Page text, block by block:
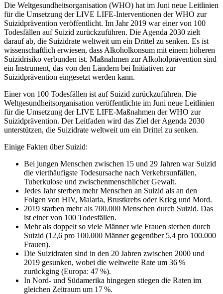
Die Weltgesundheitsorganisation (WHO) hat im Juni neue Leitlinien
für die Umsetzung der LIVE LIFE-Interventionen der WHO zur
Suizidprävention veröffentlicht. Im Jahr 2019 war einer von 100
Todesfällen auf Suizid zurückzuführen. Die Agenda 2030 zielt
darauf ab, die Suizidrate weltweit um ein Drittel zu senken. Es ist
wissenschaftlich erwiesen, dass Alkoholkonsum mit einem höheren
Suizidrisiko verbunden ist. Maßnahmen zur Alkoholprävention sind
ein Instrument, das von den Ländern bei Initiativen zur
Suizidprävention eingesetzt werden kann.
Einer von 100 Todesfällen ist auf Suizid zurückzuführen. Die
Weltgesundheitsorganisation veröffentlichte im Juni neue Leitlinien
für die Umsetzung der LIVE LIFE-Maßnahmen der WHO zur
Suizidprävention. Der Leitfaden wird das Ziel der Agenda 2030
unterstützen, die Suizidrate weltweit um ein Drittel zu senken.
Einige Fakten über Suizid:
Bei jungen Menschen zwischen 15 und 29 Jahren war Suizid
die vierthäufigste Todesursache nach Verkehrsunfällen,
Tuberkulose und zwischenmenschlicher Gewalt.
Jedes Jahr sterben mehr Menschen an Suizid als an den
Folgen von HIV, Malaria, Brustkrebs oder Krieg und Mord.
2019 starben mehr als 700.000 Menschen durch Suizid. Das
ist einer von 100 Todesfällen.
Mehr als doppelt so viele Männer wie Frauen sterben durch
Suizid (12,6 pro 100.000 Männer gegenüber 5,4 pro 100.000
Frauen).
Die Suizidraten sind in den 20 Jahren zwischen 2000 und
2019 gesunken, wobei die weltweite Rate um 36 %
zurückging (Europa: 47 %).
In Nord- und Südamerika hingegen stiegen die Raten im
gleichen Zeitraum um 17 %.